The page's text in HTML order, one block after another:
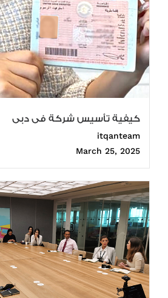
كيفية تأسيس شركة فى دبى
itqanteam
March 25, 2025